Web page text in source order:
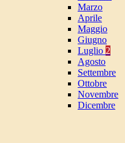
Marzo
Aprile
Maggio
Giugno
Luglio 2
Agosto
Settembre
Ottobre
Novembre
Dicembre